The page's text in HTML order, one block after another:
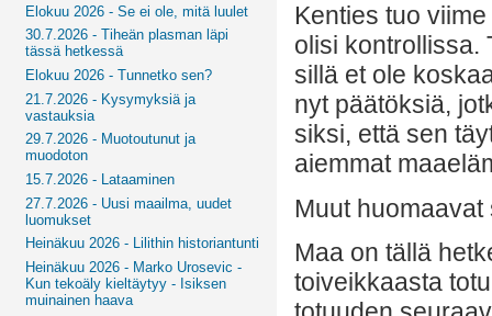
Elokuu 2026 - Se ei ole, mitä luulet
30.7.2026 - Tiheän plasman läpi
tässä hetkessä
Elokuu 2026 - Tunnetko sen?
21.7.2026 - Kysymyksiä ja
vastauksia
29.7.2026 - Muotoutunut ja
muodoton
15.7.2026 - Lataaminen
27.7.2026 - Uusi maailma, uudet
luomukset
Heinäkuu 2026 - Lilithin historiantunti
Heinäkuu 2026 - Marko Urosevic -
Kun tekoäly kieltäytyy - Isiksen
muinainen haava
Kenties tuo
olisi kontrollissa.
sillä et ole
nyt päätöksiä,
siksi, että sen
aiemmat
Muut
Maa on tällä
toiveikkaasta